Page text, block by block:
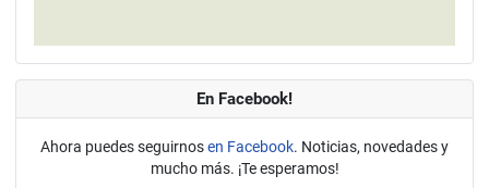
En Facebook!
Ahora puedes seguirnosen Facebook. Noticias, novedades y
mucho más. ¡Te esperamos!